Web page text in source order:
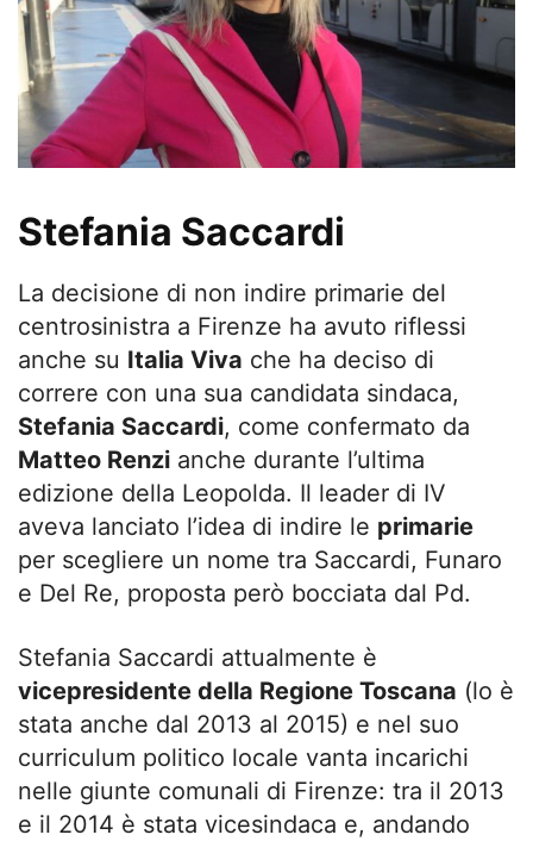
Stefania Saccardi
La decisione di non indire primarie del
centrosinistra a Firenze ha avuto riflessi
anche su Italia Viva che ha deciso di
correre con una sua candidata sindaca,
Stefania Saccardi, come confermato da
Matteo Renzi anche durante l’ultima
edizione della Leopolda. Il leader di IV
aveva lanciato l’idea di indire le primarie
per scegliere un nome tra Saccardi, Funaro
e Del Re, proposta però bocciata dal Pd.
Stefania Saccardi attualmente è
vicepresidente della Regione Toscana (lo è
stata anche dal 2013 al 2015) e nel suo
curriculum politico locale vanta incarichi
nelle giunte comunali di Firenze: tra il 2013
e il 2014 è stata vicesindaca e, andando